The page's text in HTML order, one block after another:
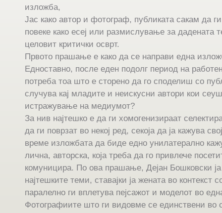
изложба,
Јас како автор и фотограф, публиката сакам да
повеке како есеј или размислување за дадената
целовит критички осврт.
Првото прашање е како да се направи една
Едноставно, после еден подолг период на
потреба тоа што е сторено да го споделиш со
случува кај младите и неискусни автори кои
истражување на медиумот?
За нив најтешко е да ги хомогенизираат
да ги поврзат во некој ред, секоја да ја кажува
време изложбата да биде едно унилатерално
лична, авторска, која треба да го привлече
комуницира. По ова прашање, Дејан Бошковски
најтешките теми, ставајки ја жената во контекст
паралелно ги вплетува пејсажот и моделот во
Фотографиите што ги видовме се единствени во